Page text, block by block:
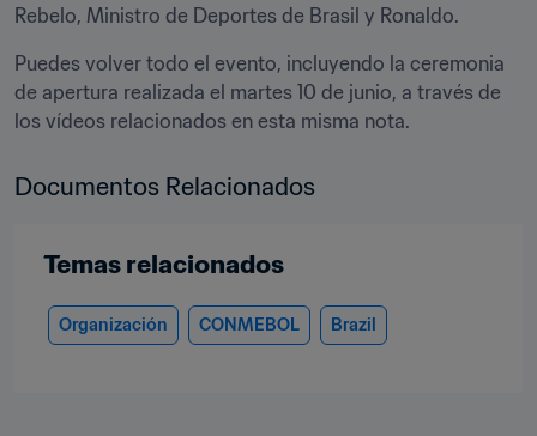
Rebelo, Ministro de Deportes de Brasil y Ronaldo.
Puedes volver todo el evento, incluyendo la ceremonia
de apertura realizada el martes 10 de junio, a través de
los vídeos relacionados en esta misma nota.
Documentos Relacionados
Temas relacionados
Organización CONMEBOL Brazil